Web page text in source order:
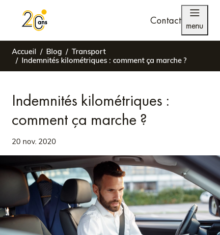
Contact menu
Accueil Blog
Transport
Indemnités kilométriques : comment ça marche ?
Indemnités kilométriques :
comment ça marche ?
20 nov. 2020